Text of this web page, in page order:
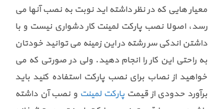
معیار هایی که در نظر داشته اید نوبت به نصب آنها می
رسد، اصولا نصب پارکت لمینت کار دشواری نیست و با
داشتن اندکی سر رشته در این زمینه می توانید خودتان
به راحتی این کار را انجام دهید. ولی در صورتی که می
خواهید از نصاب برای نصب پارکت استفاده کنید باید
برآورد حدودی از قیمتپارکت لمینت و نصب آن داشته